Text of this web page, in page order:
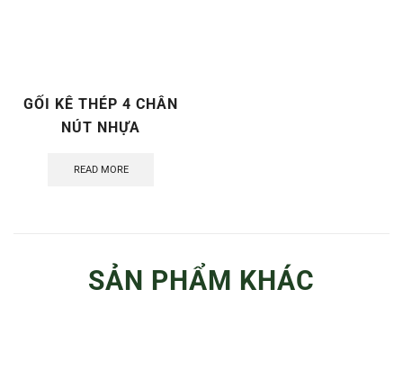
GỐI KÊ THÉP 4 CHÂN
NÚT NHỰA
READ MORE
SẢN PHẨM KHÁC